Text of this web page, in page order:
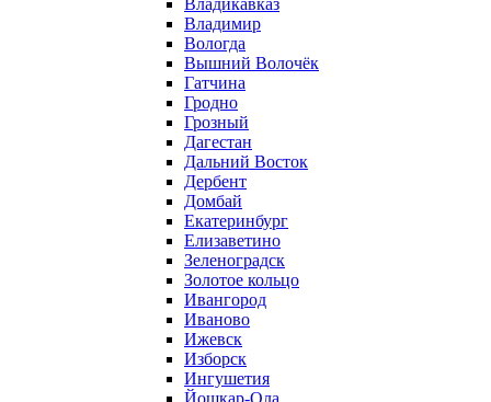
Владикавказ
Владимир
Вологда
Вышний Волочёк
Гатчина
Гродно
Грозный
Дагестан
Дальний Восток
Дербент
Домбай
Екатеринбург
Елизаветино
Зеленоградск
Золотое кольцо
Ивангород
Иваново
Ижевск
Изборск
Ингушетия
Йошкар-Ола